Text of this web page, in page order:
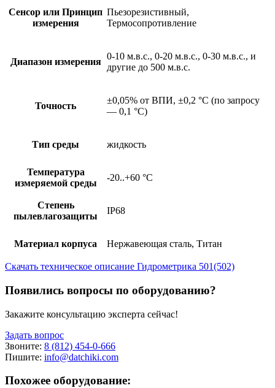
Сенсор или Принцип
измерения
Пьезорезистивный,
Термосопротивление
Диапазон измерения
0-10 м.в.с., 0-20 м.в.с., 0-30 м.в.с., и
другие до 500 м.в.с.
Точность
±0,05% от ВПИ, ±0,2 °С (по запросу
— 0,1 °С)
Тип среды жидкость
Температура
измеряемой среды
-20..+60 °С
Степень
пылевлагозащиты
IP68
Материал корпуса Нержавеющая сталь, Титан
Скачать техническое описание Гидрометрика 501(502)
Появились вопросы по оборудованию?
Закажите консультацию эксперта сейчас!
Задать вопрос
Звоните: 8 (812) 454-0-666
Пишите: info@datchiki.com
Похожее оборудование: